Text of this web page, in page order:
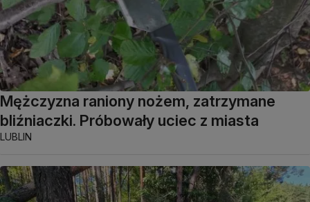
Mężczyzna raniony nożem, zatrzymane
bliźniaczki. Próbowały uciec z miasta
LUBLIN